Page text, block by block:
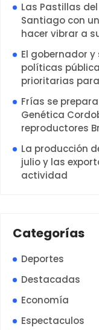
Las Pastillas
Santiago con
hacer vibrar a
El gobernador
políticas
prioritarias
Frías se
Genética
reproductores
La producción
julio y las
actividad
Categorías
Deportes
Destacadas
Economía
Espectaculos